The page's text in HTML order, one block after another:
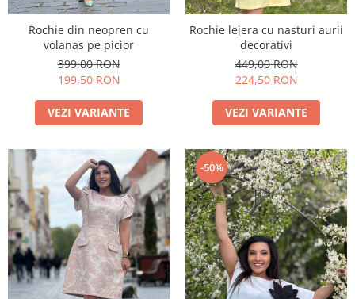
Rochie din neopren cu
volanas pe picior
399,00 RON
199,50 RON
VEZI VARIANTE
Rochie lejera cu nasturi aurii
decorativi
449,00 RON
224,50 RON
VEZI VARIANTE
-50%